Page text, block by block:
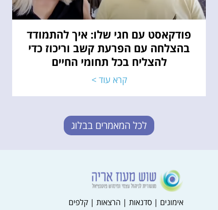
פודקאסט עם חגי שלו: איך להתמודד
בהצלחה עם הפרעת קשב וריכוז כדי
להצליח בכל תחומי החיים
קרא עוד >
לכל המאמרים בבלוג
אימונים | סדנאות | הרצאות | קלפים